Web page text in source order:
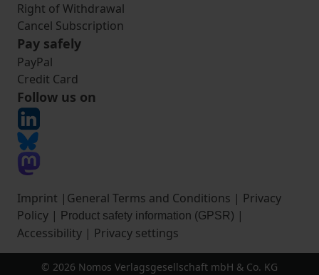
Right of Withdrawal
Cancel Subscription
Pay safely
PayPal
Credit Card
Follow us on
Imprint | General Terms and Conditions | Privacy
Policy | Product safety information (GPSR) |
Accessibility | Privacy settings
© 2026 Nomos Verlagsgesellschaft mbH & Co. KG